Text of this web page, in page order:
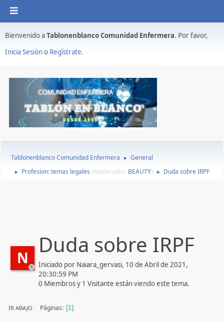
Bienvenido aTablonenblanco Comunidad Enfermera. Por favor,
Inicia Sesióno Regístrate.
Tablonenblanco Comunidad Enfermera ► General
► Profesion: temas legales (Moderador: BEAUTY) ► Duda sobre IRPF
N Duda sobre IRPF
Iniciado por Naiara_gervasi, 10 de Abril de 2021,
20:30:59 PM
0 Miembros y 1 Visitante están viendo este tema.
IR ABAJO Páginas 1